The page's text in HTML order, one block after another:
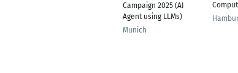
Campaign 2025 (AI
Agent using LLMs)
Munich